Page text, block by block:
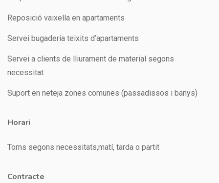
Reposició vaixella en apartaments
Servei bugaderia teixits d’apartaments
Servei a clients de lliurament de material segons
necessitat
Suport en neteja zones comunes (passadissos i banys)
Horari
Torns segons necessitats,matí, tarda o partit
Contracte